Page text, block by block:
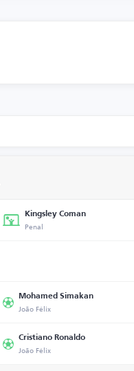
Kingsley Coman
Penal
Mohamed Simakan
João Félix
Cristiano Ronaldo
João Félix